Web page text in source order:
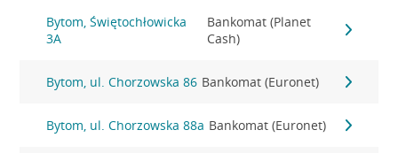
Bytom, Świętochłowicka
3A
Bankomat (Planet
Cash)
Bytom, ul. Chorzowska 86 Bankomat (Euronet)
Bytom, ul. Chorzowska 88a Bankomat (Euronet)